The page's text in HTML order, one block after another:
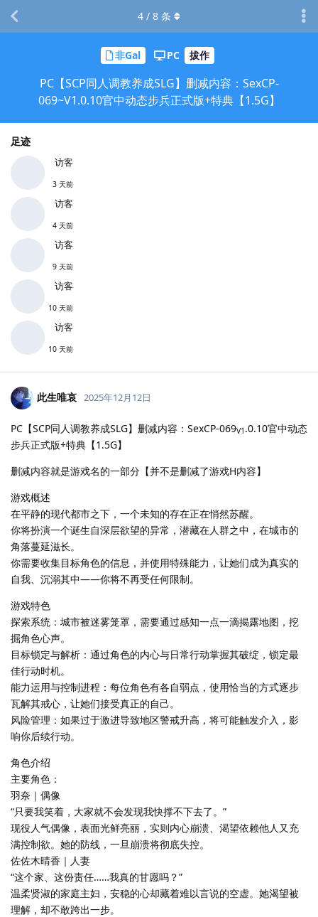
非Gal PC 拔作
PC【SCP同人调教养成SLG】删减内容：SexCP-
069~V1.0.10官中动态步兵正式版+特典【1.5G】
足迹
访客
3 天前
访客
4 天前
访客
9 天前
访客
10 天前
访客
10 天前
4 / 8 条
此生唯哀 2025年12月12日
PC【SCP同人调教养成SLG】删减内容：SexCP-069V1 .0.10官中动态
步兵正式版+特典【1.5G】
删减内容就是游戏名的一部分【并不是删减了游戏H内容】
游戏概述
在平静的现代都市之下，一个未知的存在正在悄然苏醒。
你将扮演一个诞生自深层欲望的异常，潜藏在人群之中，在城市的
角落蔓延滋长。
你需要收集目标角色的信息，并使用特殊能力，让她们成为真实的
自我、沉溺其中——你将不再受任何限制。
游戏特色
探索系统：城市被迷雾笼罩，需要通过感知一点一滴揭露地图，挖
掘角色心声。
目标锁定与解析：通过角色的内心与日常行动掌握其破绽，锁定最
佳行动时机。
能力运用与控制进程：每位角色有各自弱点，使用恰当的方式逐步
瓦解其戒心，让她们接受真正的自己。
风险管理：如果过于激进导致地区警戒升高，将可能触发介入，影
响你后续行动。
角色介绍
主要角色：
羽奈｜偶像
“只要我笑着，大家就不会发现我快撑不下去了。”
现役人气偶像，表面光鲜亮丽，实则内心崩溃、渴望依赖他人又充
满控制欲。她的防线，一旦崩溃将彻底失控。
佐佐木晴香｜人妻
“这个家、这份责任……我真的甘愿吗？”
温柔贤淑的家庭主妇，安稳的心却藏着难以言说的空虚。她渴望被
理解，却不敢跨出一步。